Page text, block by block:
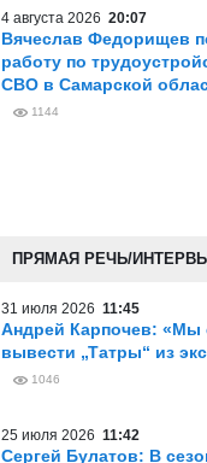
4 августа 2026 20:07
Вячеслав Федорищев
работу по
СВО в Самарской
1144
ПРЯМАЯ РЕЧЬ/
31 июля 2026 11:45
Андрей Карпочев: «Мы
вывести „Татры“ из
1046
25 июля 2026 11:42
Сергей Булатов: В